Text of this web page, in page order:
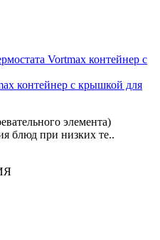
контейнер с крышкой для
элемента)
блюд при низких те..